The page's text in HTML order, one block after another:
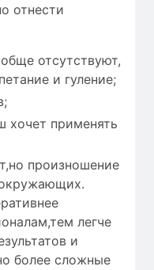
отнести
отсутствуют,
и гуление;
хочет применять
произношение
легче
и
более сложные